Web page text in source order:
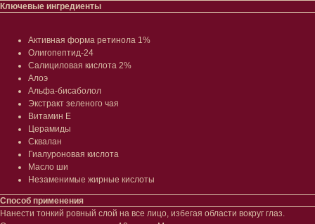
Ключевые ингредиенты
Активная форма ретинола 1%
Олигопептид-24
Салициловая кислота 2%
Алоэ
Альфа-бисаболол
Экстракт зеленого чая
Витамин Е
Церамиды
Сквалан
Гиалуроновая кислота
Масло ши
Незаменимые жирные кислоты
Способ применения
Нанести тонкий ровный слой на все лицо, избегая области вокруг глаз.
Тело
Кремы
Уход за ногами
Гаджеты
Сертификаты
Лицо
Проблемы
Очищение
Сыворотки/ эссенции
Ретинол
Защита от солнца
Тонизация
Восстановление
Маски и патчи
Уход за губами
Волосы